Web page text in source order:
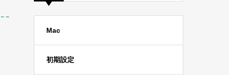
Mac
初期設定